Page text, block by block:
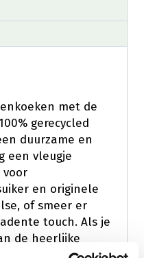
met de
gerecycled
duurzame en
een vleugje
voor
en originele
of smeer er
touch. Als je
de heerlijke
Oud, perfect in